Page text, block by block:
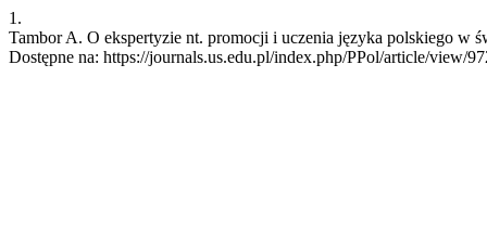
1.
Tambor A. O ekspertyzie nt. promocji i uczenia języka polskiego w
Dostępne na: https://journals.us.edu.pl/index.php/PPol/article/view/